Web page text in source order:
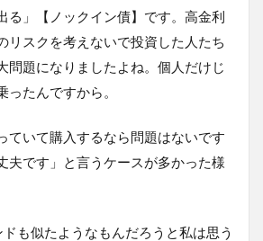
る」【ノックイン債】です。高金利
リスクを考えないで投資した人たち
問題になりましたよね。個人だけじ
ったんですから。
ていて購入するなら問題はないです
夫です」と言うケースが多かった様
も似たようなもんだろうと私は思う